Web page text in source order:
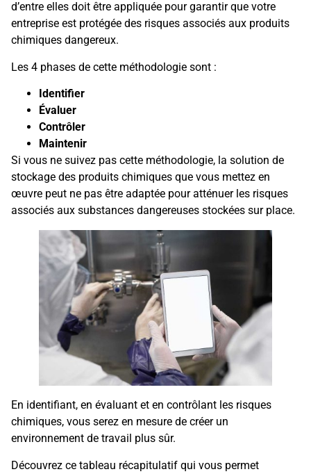
d’entre elles doit être appliquée pour garantir que votre
entreprise est protégée des risques associés aux produits
chimiques dangereux.
Les 4 phases de cette méthodologie sont :
Identifier
Évaluer
Contrôler
Maintenir
Si vous ne suivez pas cette méthodologie, la solution de
stockage des produits chimiques que vous mettez en
œuvre peut ne pas être adaptée pour atténuer les risques
associés aux substances dangereuses stockées sur place.
En identifiant, en évaluant et en contrôlant les risques
chimiques, vous serez en mesure de créer un
environnement de travail plus sûr.
Découvrez ce tableau récapitulatif qui vous permet